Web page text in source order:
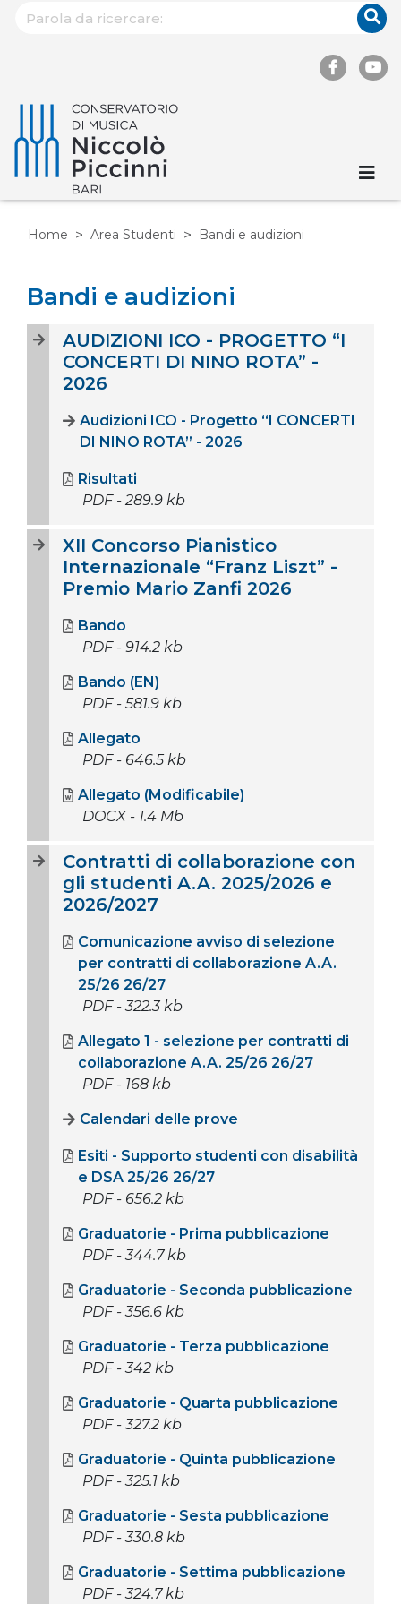
Home Area Studenti Bandi e audizioni
Bandi e audizioni
AUDIZIONI ICO - PROGETTO “I
CONCERTI DI NINO ROTA” -
2026
Audizioni ICO - Progetto “I CONCERTI
DI NINO ROTA” - 2026
Risultati
PDF - 289.9 kb
XII Concorso Pianistico
Internazionale “Franz Liszt” -
Premio Mario Zanfi 2026
Bando
PDF - 914.2 kb
Bando (EN)
PDF - 581.9 kb
Allegato
PDF - 646.5 kb
Allegato (Modificabile)
DOCX - 1.4 Mb
Contratti di collaborazione con
gli studenti A.A. 2025/2026 e
2026/2027
Comunicazione avviso di selezione
per contratti di collaborazione A.A.
25/26 26/27
PDF - 322.3 kb
Allegato 1 - selezione per contratti di
collaborazione A.A. 25/26 26/27
PDF - 168 kb
Calendari delle prove
Esiti - Supporto studenti con disabilità
e DSA 25/26 26/27
PDF - 656.2 kb
Graduatorie - Prima pubblicazione
PDF - 344.7 kb
Graduatorie - Seconda pubblicazione
PDF - 356.6 kb
Graduatorie - Terza pubblicazione
PDF - 342 kb
Graduatorie - Quarta pubblicazione
PDF - 327.2 kb
Graduatorie - Quinta pubblicazione
PDF - 325.1 kb
Graduatorie - Sesta pubblicazione
PDF - 330.8 kb
Graduatorie - Settima pubblicazione
PDF - 324.7 kb